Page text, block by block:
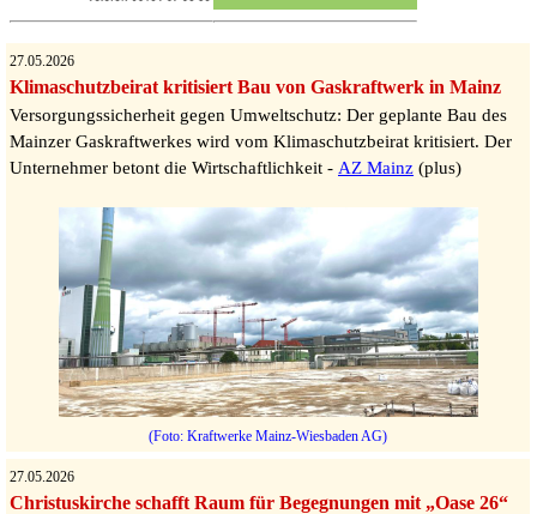
27.05.2026
Klimaschutzbeirat kritisiert Bau von Gaskraftwerk in Mainz
Versorgungssicherheit gegen Umweltschutz: Der geplante Bau des
Mainzer Gaskraftwerkes wird vom Klimaschutzbeirat kritisiert. Der
Unternehmer betont die Wirtschaftlichkeit - AZ Mainz (plus)
(Foto: Kraftwerke Mainz-Wiesbaden AG)
27.05.2026
Christuskirche schafft Raum für Begegnungen mit „Oase 26“